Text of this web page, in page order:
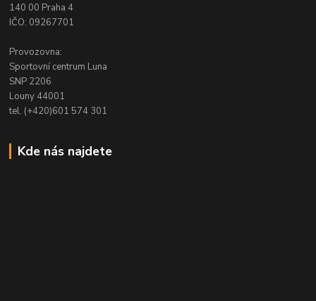
140 00 Praha 4
IČO: 09267701
Provozovna:
Sportovní centrum Luna
SNP 2206
Louny 44001
tel. (+420)601 574 301
Kde nás najdete